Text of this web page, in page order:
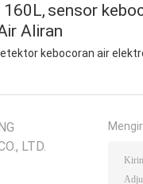
sensor
Aliran
kebocoran air
LTD.